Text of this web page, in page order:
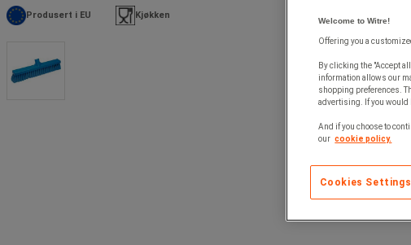
Produsert i EU Kjøkken
Welcome to Witre!
Offering you a
By clicking the "Accept
information allows our
shopping preferences.
advertising. If you would
And if you choose to
our cookie policy.
Cookies Settings